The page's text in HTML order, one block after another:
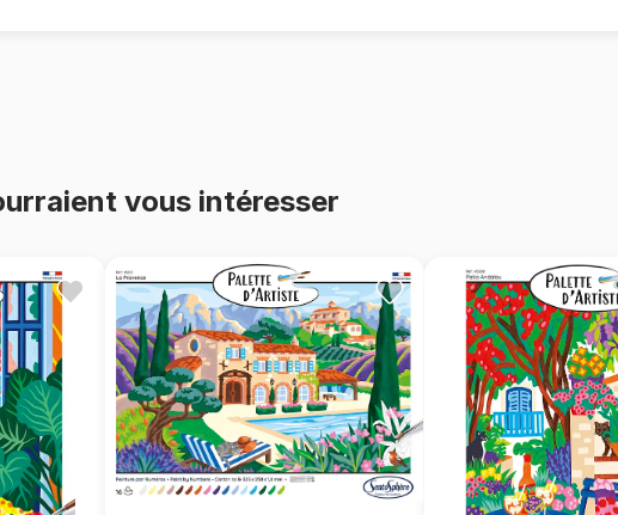
• 1 notice
vous intéresser